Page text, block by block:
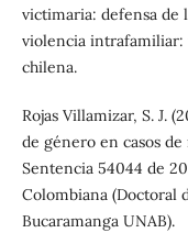
victimaria: defensa de
violencia intrafamiliar:
chilena.
Rojas Villamizar, S. J.
de género en casos
Sentencia 54044 de
Colombiana (Doctoral
Bucaramanga UNAB).